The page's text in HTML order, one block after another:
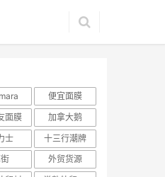
便宜面膜
面膜
加拿大鹅
士
十三行潮牌
外贸货源